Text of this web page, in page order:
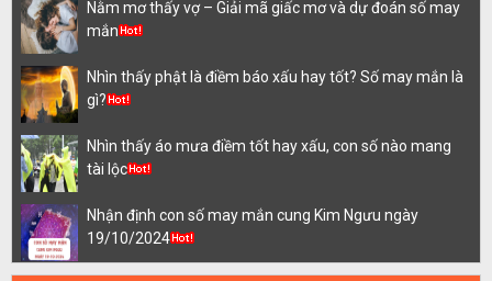
Nằm mơ thấy vợ – Giải mã giấc mơ và dự đoán số may
mắn
Nhìn thấy phật là điềm báo xấu hay tốt? Số may mắn là
gì?
Nhìn thấy áo mưa điềm tốt hay xấu, con số nào mang
tài lộc
Nhận định con số may mắn cung Kim Ngưu ngày
19/10/2024